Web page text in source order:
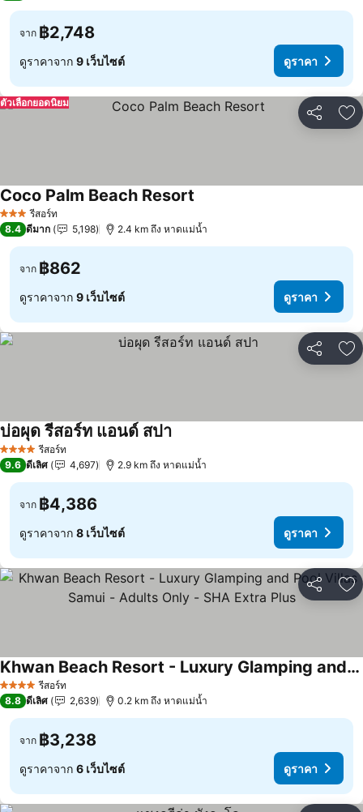
จาก ฿2,748
ดูราคาจาก 9 เว็บไซต์ ดูราคา
แชร์ เ
ตัวเลือกยอดนิยม
3 ดาว รีสอร์ท
Coco Palm Beach Resort
8.4 ดีมาก 5,198 2.4 km ถึง หาดแม่น้ำ
จาก ฿862
ดูราคาจาก 9 เว็บไซต์ ดูราคา
แชร์ เ
4 ดาว รีสอร์ท
บ่อผุด รีสอร์ท แอนด์ สปาดูราคา
9.6 ดีเลิศ 4,697 2.9 km ถึง หาดแม่น้ำ
จาก ฿4,386
ดูราคาจาก 8 เว็บไซต์ ดูราคา
แชร์ เ
4 ดาว รีสอร์ท
Khwan Beach Resort - Luxury Glamping and Pool Villas Samui - Adults Only - SHA Extra Plus
ดูราคา
8.8 ดีเลิศ 2,639 0.2 km ถึง หาดแม่น้ำ
จาก ฿3,238
ดูราคาจาก 6 เว็บไซต์ ดูราคา